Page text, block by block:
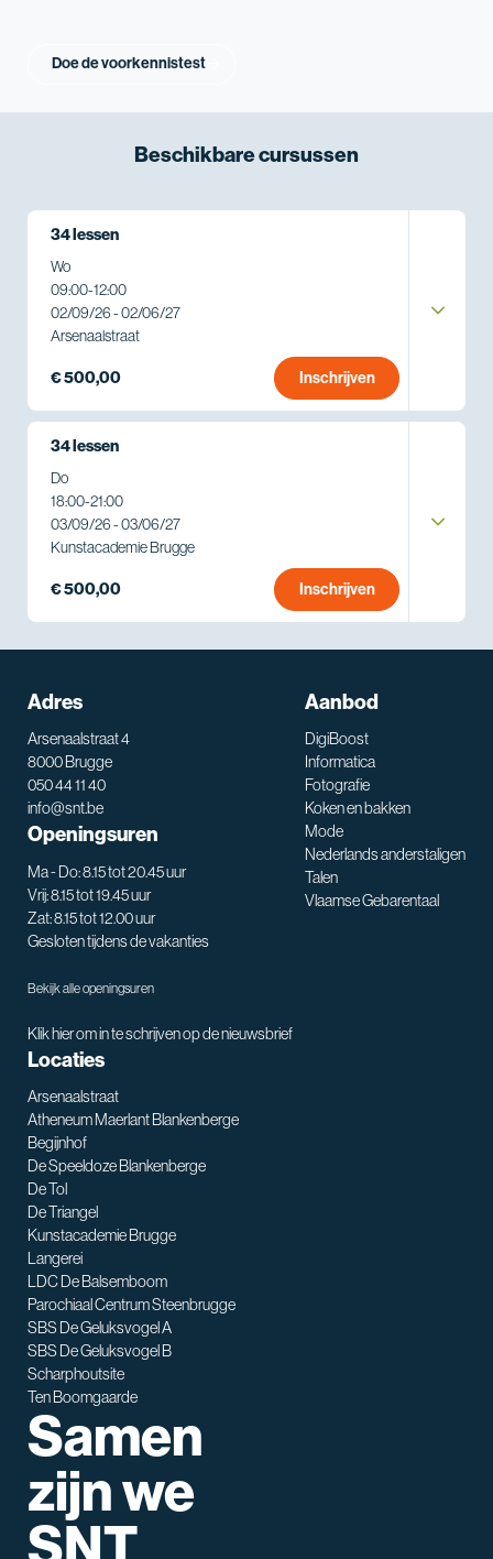
Doe de voorkennistest
Beschikbarecursussen
34 lessen
Wo
09:00-12:00
02/09/26 - 02/06/27
Arsenaalstraat
€ 500,00 Inschrijven
34 lessen
Do
18:00-21:00
03/09/26 - 03/06/27
Kunstacademie Brugge
€ 500,00 Inschrijven
Adres
Arsenaalstraat 4
8000 Brugge
050 44 11 40
info@snt.be
Openingsuren
Ma - Do: 8.15 tot 20.45 uur
Vrij: 8.15 tot 19.45 uur
Zat: 8.15 tot 12.00 uur
Gesloten tijdens de vakanties
Bekijk alle openingsuren
Klik hier om in te schrijven op de nieuwsbrief
Aanbod
DigiBoost
Informatica
Fotografie
Koken en bakken
Mode
Nederlands anderstaligen
Talen
Vlaamse Gebarentaal
Locaties
Arsenaalstraat
Atheneum Maerlant Blankenberge
Begijnhof
De Speeldoze Blankenberge
De Tol
De Triangel
Kunstacademie Brugge
Langerei
LDC De Balsemboom
Parochiaal Centrum Steenbrugge
SBS De Geluksvogel A
SBS De Geluksvogel B
Scharphoutsite
Ten Boomgaarde
Samen
zijn we
SNT assistent
Waarmee kan ik je helpen?